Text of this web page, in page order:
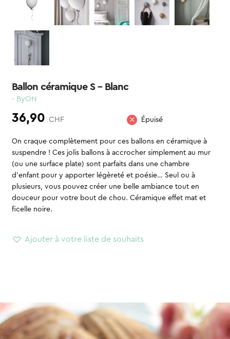
Ballon céramique S – Blanc
- ByON
36,90 CHF Épuisé
On craque complètement pour ces ballons en céramique à
suspendre ! Ces jolis ballons à accrocher simplement au mur
(ou une surface plate) sont parfaits dans une chambre
d’enfant pour y apporter légèreté et poésie… Seul ou à
plusieurs, vous pouvez créer une belle ambiance tout en
douceur pour votre bout de chou. Céramique effet mat et
ficelle noire.
Ajouter à votre liste de souhaits